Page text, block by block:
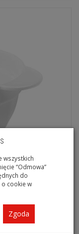
wszystkich
“Odmowa”
do
cookie w
Zgoda